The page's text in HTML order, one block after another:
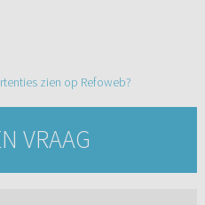
zien op Refoweb?
VRAAG